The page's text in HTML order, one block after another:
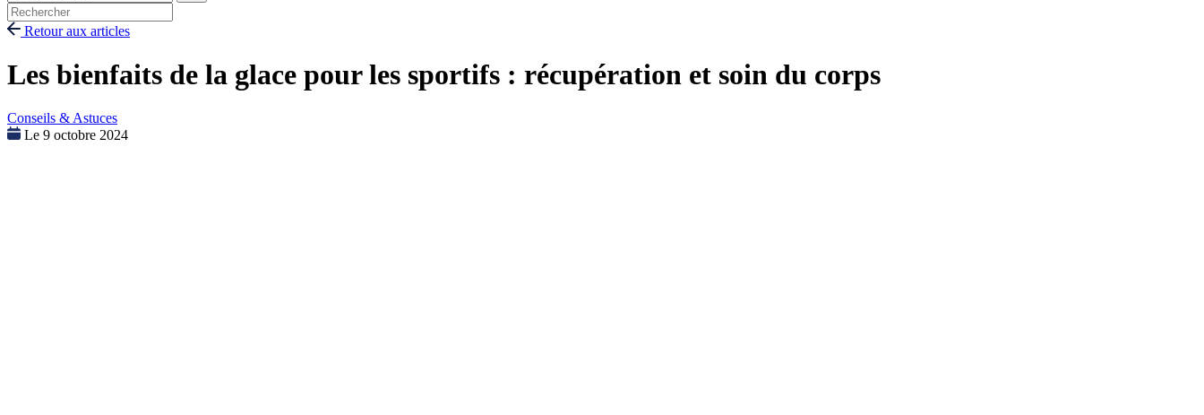
Retour aux articles
Les bienfaits de la glace pour les sportifs : récupération et soin du corps
Conseils & Astuces
Le 9 octobre 2024